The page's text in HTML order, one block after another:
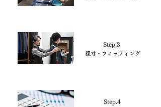
Step.3
採寸・フィッティング
Step.4